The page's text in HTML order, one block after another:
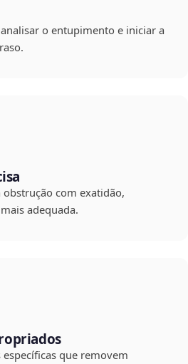
o entupimento e iniciar a
obstrução com exatidão,
adequada.
que removem